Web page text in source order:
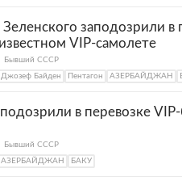
заподозрили в
VIP-самолете
Бывший СССР
Джозеф Байден Пентагон АЗЕРБАЙДЖАН
в перевозке
Бывший СССР
АЗЕРБАЙДЖАН БАКУ